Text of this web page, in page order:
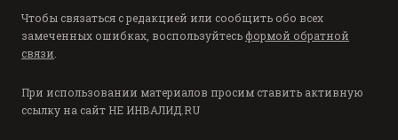
Чтобы связаться с редакцией или сообщить обо всех
замеченных ошибках, воспользуйтесь формой обратной
связи
При использовании материалов просим ставить активную
ссылку на сайт НЕ ИНВАЛИД.RU